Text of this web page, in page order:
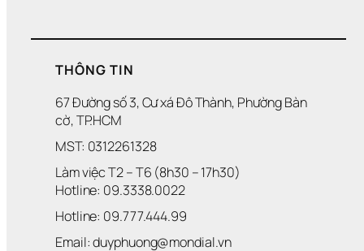
THÔNG TIN
67 Đường số 3, Cư xá Đô Thành, Phường Bàn
cờ, TP.HCM
MST: 0312261328
Làm việc T2 – T6 (8h30 – 17h30)
Hotline: 09.3338.0022
Hotline: 09.777.444.99
Email: duyphuong@mondial.vn